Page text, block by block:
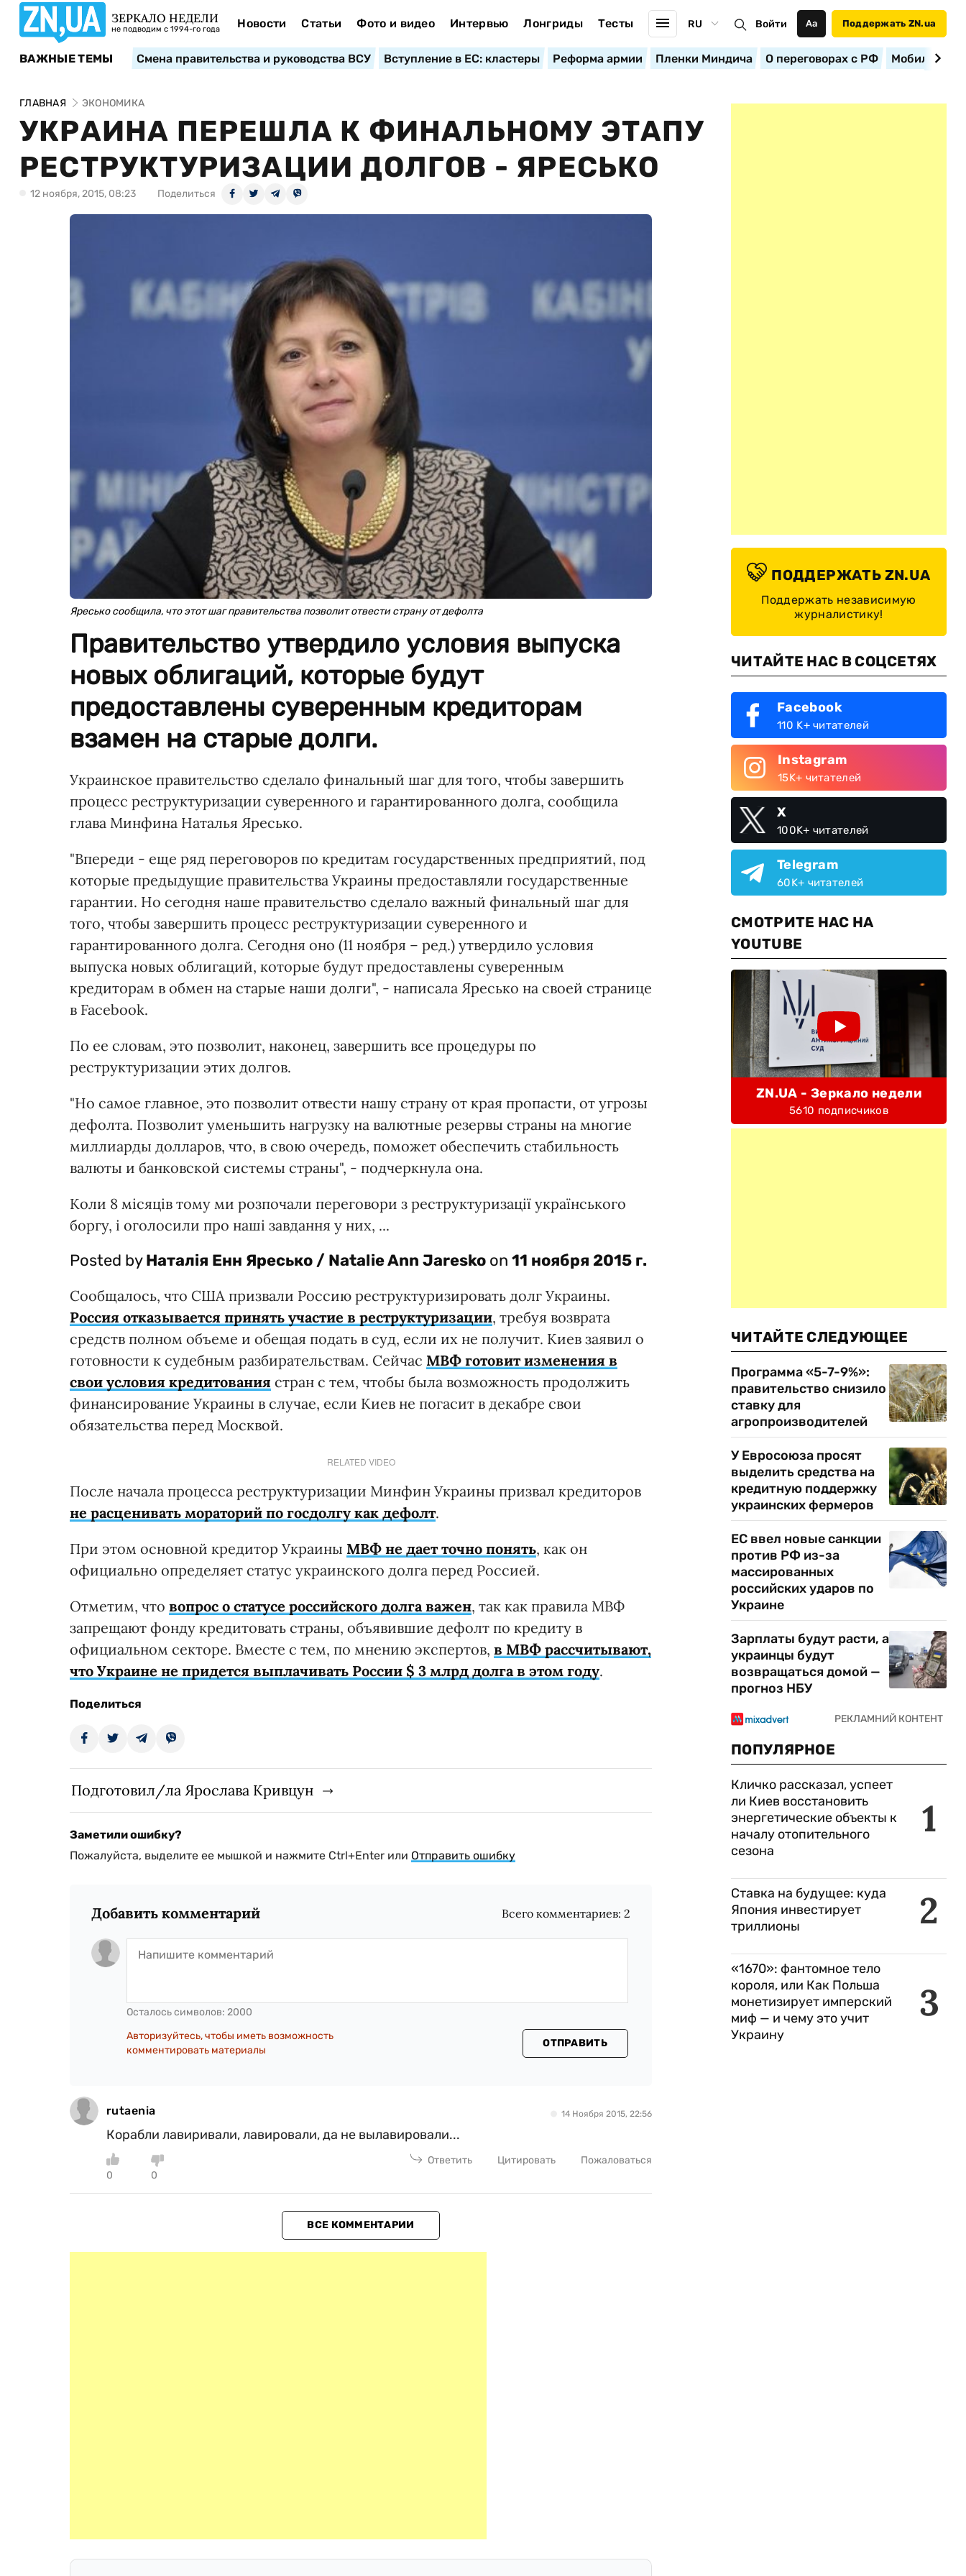
ЗЕРКАЛО НЕДЕЛИ
не подводим с 1994-го года Новости Статьи Фото и видео Интервью Лонгриды Тесты RU Войти Аа Поддержать ZN.ua
ВАЖНЫЕ ТЕМЫ Смена правительства и руководства ВСУ Вступление в ЕС: кластеры Реформа армии Пленки Миндича О переговорах с РФ
ГЛАВНАЯ ЭКОНОМИКА
УКРАИНА ПЕРЕШЛА К ФИНАЛЬНОМУ ЭТАПУ
РЕСТРУКТУРИЗАЦИИ ДОЛГОВ - ЯРЕСЬКО
12 ноября, 2015, 08:23 Поделиться
Яресько сообщила, что этот шаг правительства позволит отвести страну от дефолта
Правительство утвердило условия выпуска
новых облигаций, которые будут
предоставлены суверенным кредиторам
взамен на старые долги.
Украинское правительство сделало финальный шаг для того, чтобы завершить
процесс реструктуризации суверенного и гарантированного долга, сообщила
глава Минфина Наталья Яресько.
"Впереди - еще ряд переговоров по кредитам государственных предприятий, под
которые предыдущие правительства Украины предоставляли государственные
гарантии. Но сегодня наше правительство сделало важный финальный шаг для
того, чтобы завершить процесс реструктуризации суверенного и
гарантированного долга. Сегодня оно (11 ноября – ред.) утвердило условия
выпуска новых облигаций, которые будут предоставлены суверенным
кредиторам в обмен на старые наши долги", - написала Яресько на своей странице
в Facebook.
По ее словам, это позволит, наконец, завершить все процедуры по
реструктуризации этих долгов.
"Но самое главное, это позволит отвести нашу страну от края пропасти, от угрозы
дефолта. Позволит уменьшить нагрузку на валютные резервы страны на многие
миллиарды долларов, что, в свою очередь, поможет обеспечить стабильность
валюты и банковской системы страны", - подчеркнула она.
Коли 8 місяців тому ми розпочали переговори з реструктуризації українського
боргу, і оголосили про наші завдання у них, ...
Posted byНаталія Енн Яресько / Natalie Ann Jaresko on 11 ноября 2015 г.
Сообщалось, что США призвали Россию реструктуризировать долг Украины.
Россия отказывается принять участие в реструктуризации, требуя возврата
средств полном объеме и обещая подать в суд, если их не получит. Киев заявил о
готовности к судебным разбирательствам. Сейчас МВФ готовит изменения в
свои условия кредитования стран с тем, чтобы была возможность продолжить
финансирование Украины в случае, если Киев не погасит в декабре свои
обязательства перед Москвой.
RELATED VIDEO
После начала процесса реструктуризации Минфин Украины призвал кредиторов
не расценивать мораторий по госдолгу как дефолт.
При этом основной кредитор Украины МВФ не дает точно понять, как он
официально определяет статус украинского долга перед Россией.
Отметим, что вопрос о статусе российского долга важен, так как правила МВФ
запрещают фонду кредитовать страны, объявившие дефолт по кредиту в
официальном секторе. Вместе с тем, по мнению экспертов, в МВФ рассчитывают,
что Украине не придется выплачивать России $ 3 млрд долга в этом году.
Поделиться
Подготовил/ла Ярослава Кривцун
Заметили ошибку?
Пожалуйста, выделите ее мышкой и нажмите Ctrl+Enter или Отправить ошибку
Добавить комментарий Всего комментариев: 2
Осталось символов: 2000
Авторизуйтесь, чтобы иметь возможность
комментировать материалы
ОТПРАВИТЬ
rutaenia 14 Ноября 2015, 22:56
Корабли лавиривали, лавировали, да не вылавировали...
0 0
Ответить Цитировать Пожаловаться
ВСЕ КОММЕНТАРИИ
ПОДДЕРЖАТЬ ZN.UA
Поддержать независимую
журналистику!
ЧИТАЙТЕ НАС В СОЦСЕТЯХ
Facebook
110 K+ читателей
Instagram
15K+ читателей
X
100K+ читателей
Telegram
60K+ читателей
СМОТРИТЕ НАС НА
YOUTUBE
ZN.UA - Зеркало недели
5610 подписчиков
ЧИТАЙТЕ СЛЕДУЮЩЕЕ
Программа «5-7-9%»:
правительство снизило
ставку для
агропроизводителей
У Евросоюза просят
выделить средства на
кредитную поддержку
украинских фермеров
ЕС ввел новые санкции
против РФ из-за
массированных
российских ударов по
Украине
Зарплаты будут расти, а
украинцы будут
возвращаться домой —
прогноз НБУ
ПОПУЛЯРНОЕ
1
Кличко рассказал, успеет
ли Киев восстановить
энергетические объекты к
началу отопительного
сезона
2
Ставка на будущее: куда
Япония инвестирует
триллионы
3
«1670»: фантомное тело
короля, или Как Польша
монетизирует имперский
миф — и чему это учит
Украину